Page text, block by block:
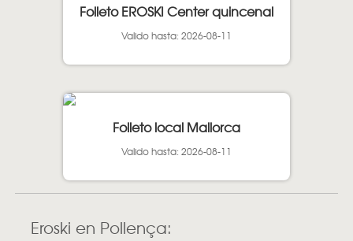
Folleto EROSKI Center quincenal
Valido hasta: 2026-08-11
Folleto local Mallorca
Valido hasta: 2026-08-11
Eroski en Pollença: